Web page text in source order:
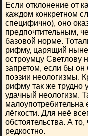
Если отклонение от
каждом конкретном
специфично), оно
предпочтительным,
базовой норме.
рифму, царящий ныне
остроумцу Светлову
запретом, если бы он
поэзии неологизмы.
рифму так же трудно
удачный неологизм.
лёгкости. Для неё
обстоятельства. А
редкостно.